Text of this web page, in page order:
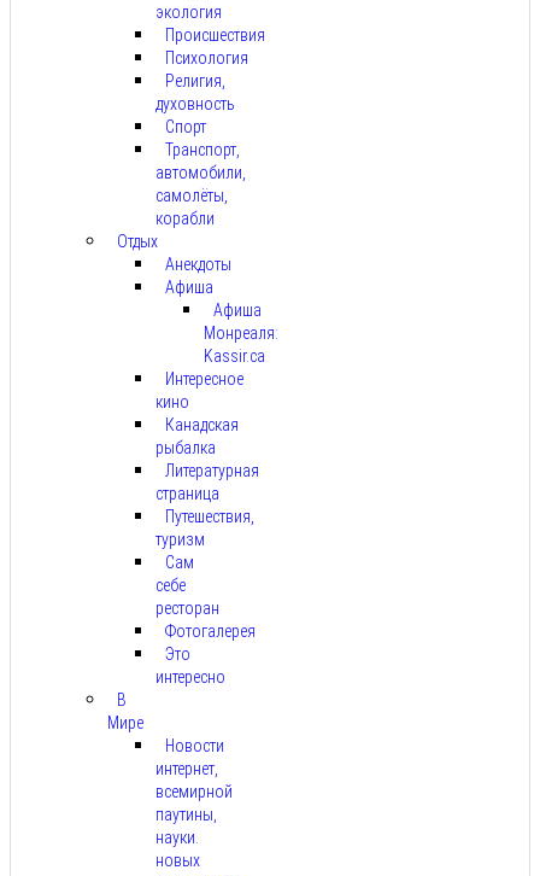
экология
Происшествия
Психология
Религия,
духовность
Спорт
Транспорт,
автомобили,
самолёты,
корабли
Отдых
Анекдоты
Афиша
Афиша
Монреаля:
Kassir.ca
Интересное
кино
Канадская
рыбалка
Литературная
страница
Путешествия,
туризм
Сам
себе
ресторан
Фотогалерея
Это
интересно
В
Мире
Новости
интернет,
всемирной
паутины,
науки.
новых